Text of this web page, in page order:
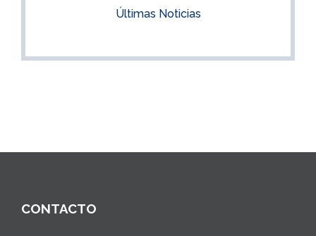
Últimas Noticias
CONTACTO